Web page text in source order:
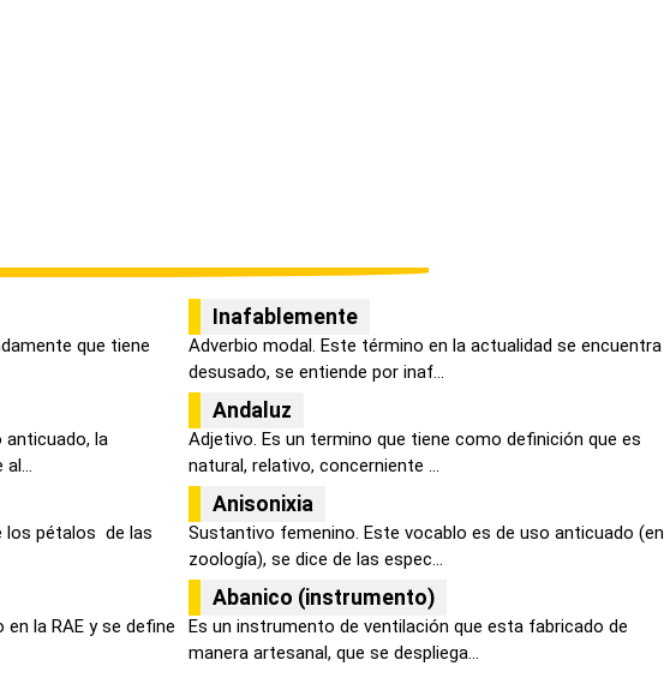
que tiene
Inafablemente
Adverbio modal. Este término en la actualidad se encuentra
desusado, se entiende por inaf...
anticuado, la
Andaluz
Adjetivo. Es un termino que tiene como definición que es
natural, relativo, concerniente ...
los pétalos de las
Anisonixia
Sustantivo femenino. Este vocablo es de uso anticuado (en
zoología), se dice de las espec...
la RAE y se define
Abanico (instrumento)
Es un instrumento de ventilación que esta fabricado de
manera artesanal, que se despliega...